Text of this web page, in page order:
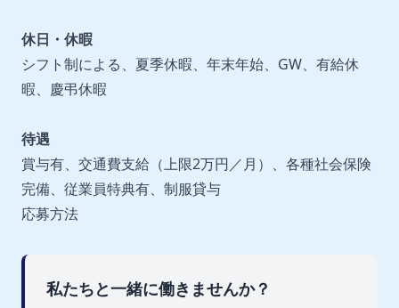
休日・休暇
シフト制による、夏季休暇、年末年始、GW、有給休
暇、慶弔休暇
待遇
賞与有、交通費支給（上限2万円／月）、各種社会保険
完備、従業員特典有、制服貸与
応募方法
私たちと一緒に働きませんか？